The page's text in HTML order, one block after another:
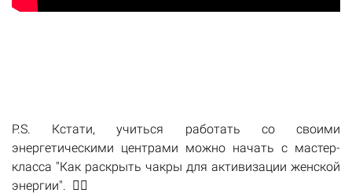
P.S. Кстати, учиться работать со своими
энергетическими центрами можно начать с мастер-
класса "Как раскрыть чакры для активизации женской
энергии". 👉🏻